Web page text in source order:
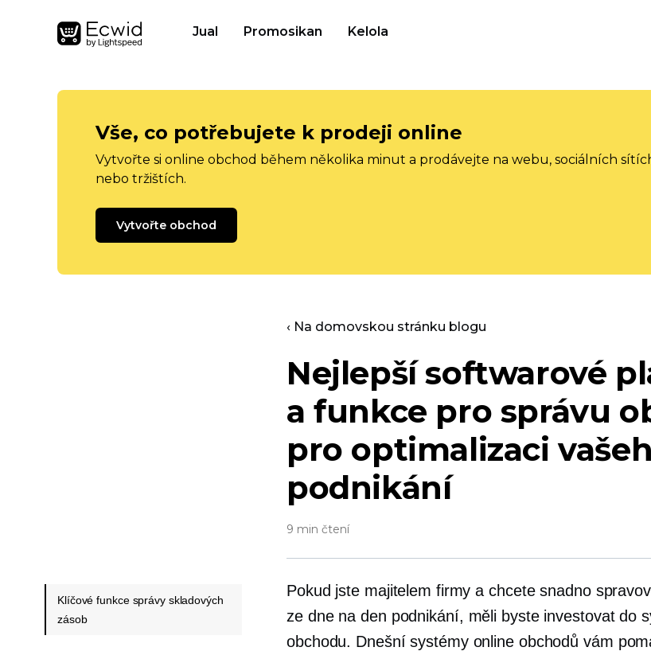
Jual Promosikan Kelola
Vše, co potřebujete k prodeji online
Vytvořte si online obchod během několika minut a prodávejte na webu, sociálních
nebo tržištích.
Vytvořte obchod
‹ Na domovskou stránku blogu
Nejlepší softwarové
a funkce pro správu
pro optimalizaci
podnikání
9 min čtení
Pokud jste majitelem firmy a chcete snadno
ze dne na den podnikání, měli byste investovat do
obchodu. Dnešní systémy online obchodů vám
Klíčové funkce správy skladových
zásob